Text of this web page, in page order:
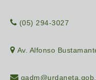
(05) 294-3027
Av. Alfonso